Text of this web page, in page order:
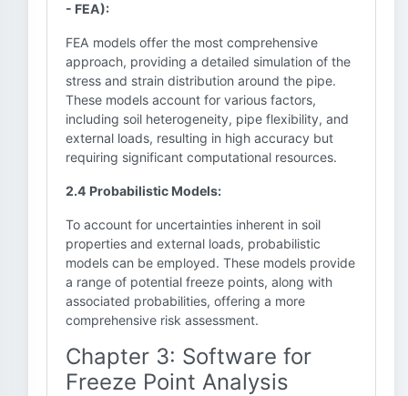
- FEA):
FEA models offer the most comprehensive
approach, providing a detailed simulation of the
stress and strain distribution around the pipe.
These models account for various factors,
including soil heterogeneity, pipe flexibility, and
external loads, resulting in high accuracy but
requiring significant computational resources.
2.4 Probabilistic Models:
To account for uncertainties inherent in soil
properties and external loads, probabilistic
models can be employed. These models provide
a range of potential freeze points, along with
associated probabilities, offering a more
comprehensive risk assessment.
Chapter 3: Software for
Freeze Point Analysis